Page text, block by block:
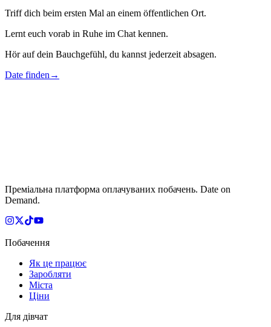
Triff dich beim ersten Mal an einem öffentlichen Ort.
Lernt euch vorab in Ruhe im Chat kennen.
Hör auf dein Bauchgefühl, du kannst jederzeit absagen.
Date finden →
Преміальна платформа оплачуваних побачень. Date on
Demand.
Побачення
Як це працює
Заробляти
Міста
Ціни
Для дівчат